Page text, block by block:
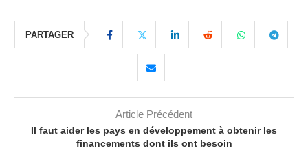
PARTAGER
Article Précédent
Il faut aider les pays en développement à obtenir les
financements dont ils ont besoin